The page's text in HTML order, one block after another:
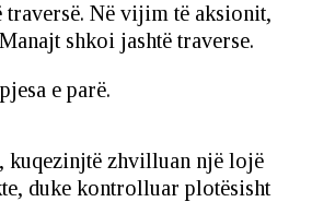
traversë. Në vijim të aksionit,
shkoi jashtë traverse.
e parë.
kuqezinjtë zhvilluan një lojë
duke kontrolluar plotësisht